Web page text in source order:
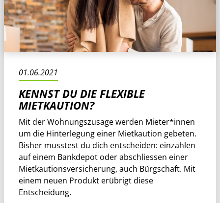
01.06.2021
KENNST DU DIE FLEXIBLE
MIETKAUTION?
Mit der Wohnungszusage werden Mieter*innen
um die Hinterlegung einer Mietkaution gebeten.
Bisher musstest du dich entscheiden: einzahlen
auf einem Bankdepot oder abschliessen einer
Mietkautionsversicherung, auch Bürgschaft. Mit
einem neuen Produkt erübrigt diese
Entscheidung.